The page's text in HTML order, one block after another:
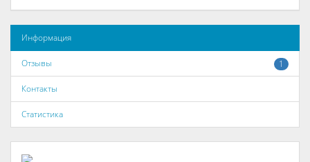
Информация
1
Отзывы
Контакты
Статистика